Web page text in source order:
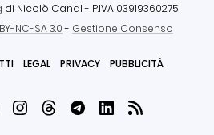
di Nicolò Canal - P.IVA 03919360275
BY-NC-SA 3.0- Gestione Consenso
LEGAL PRIVACY PUBBLICITÀ